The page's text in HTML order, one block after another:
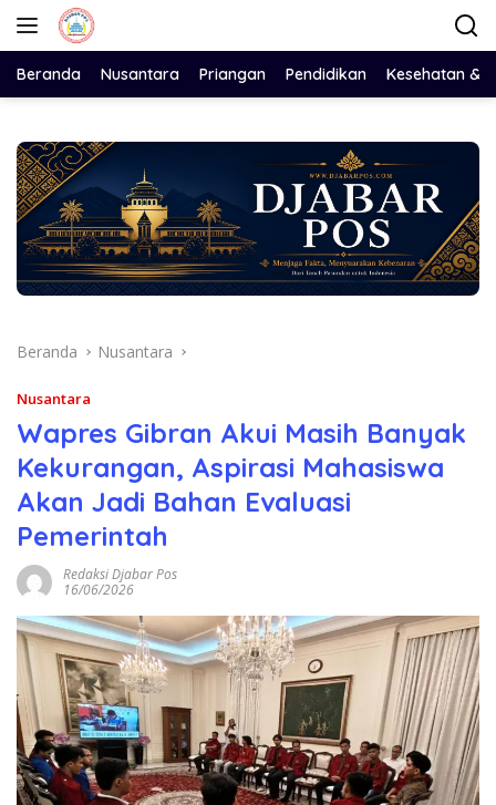
Langsung
Beranda Nusantara Priangan Pendidikan Kesehatan &
Beranda Nusantara
Nusantara
Wapres Gibran Akui Masih Banyak
Kekurangan, Aspirasi Mahasiswa
Akan Jadi Bahan Evaluasi
Pemerintah
Redaksi Djabar Pos
16/06/2026